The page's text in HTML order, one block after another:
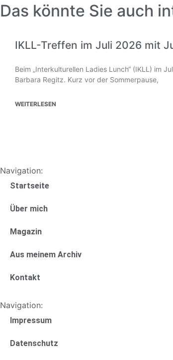
Das könnte Sie auch
IKLL-Treffen im Juli 2026 mit
Beim „Interkulturellen Ladies Lunch“ (IKLL) im
Barbara Regitz. Kurz vor der Sommerpause,
WEITERLESEN
Navigation:
Startseite
Über mich
Magazin
Aus meinem Archiv
Kontakt
Navigation:
Impressum
Datenschutz